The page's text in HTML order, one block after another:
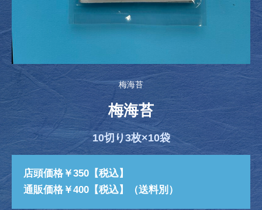
梅海苔
梅海苔
10切り3枚×10袋
店頭価格￥350【税込】
通販価格￥400【税込】（送料別）